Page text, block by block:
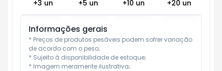
+3 un +5 un +10 un +20 un
Informações gerais
* Preços de produtos pesáveis podem sofrer variação
de acordo com o peso;
* Sujeito à disponibilidade de estoque;
* Imagem meramente ilustrativa;